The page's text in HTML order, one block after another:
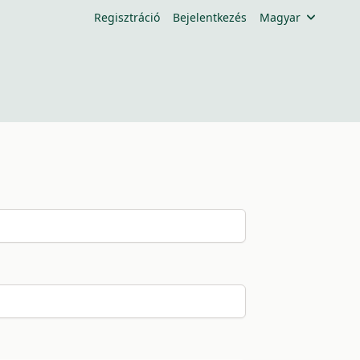
Regisztráció Bejelentkezés Magyar